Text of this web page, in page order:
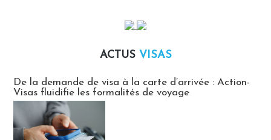
ACTUS VISAS
De la demande de visa à la carte d’arrivée : Action-
Visas fluidifie les formalités de voyage